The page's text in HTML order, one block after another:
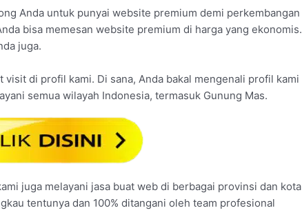
Anda untuk punyai website premium demi perkembangan
bisa memesan website premium di harga yang ekonomis.
juga.
di profil kami. Di sana, Anda bakal mengenali profil kami
semua wilayah Indonesia, termasuk Gunung Mas.
juga melayani jasa buat web di berbagai provinsi dan kota
tentunya dan 100% ditangani oleh team profesional